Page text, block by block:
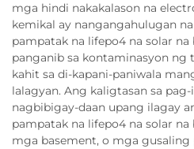
mga hindi nakakalason na
kemikal ay nangangahulugan
pampatak na lifepo4 na solar na
panganib sa kontaminasyon
kahit sa di-kapani-paniwala
lalagyan. Ang kaligtasan sa
nagbibigay-daan upang ilagay
pampatak na lifepo4 na solar
mga basement, o mga